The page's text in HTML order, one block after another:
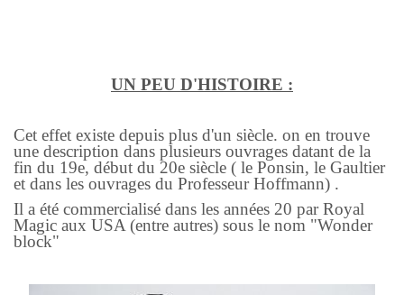
UN PEU D'HISTOIRE :
Cet effet existe depuis plus d'un siècle. on en trouve
une description dans plusieurs ouvrages datant de la
fin du 19e, début du 20e siècle ( le Ponsin, le Gaultier
et dans les ouvrages du Professeur Hoffmann) .
Il a été commercialisé dans les années 20 par Royal
Magic aux USA (entre autres) sous le nom "Wonder
block"